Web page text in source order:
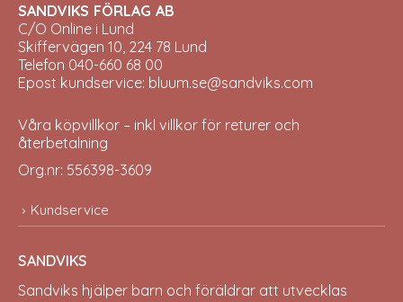
SANDVIKS FÖRLAG AB
C/O Online i Lund
Skiffervägen 10, 224 78 Lund
Telefon 040-660 68 00
Epost kundservice: bluum.se@sandviks.com
Våra köpvillkor – inkl villkor för returer och
återbetalning
Org.nr: 556398-3609
Kundservice
SANDVIKS
Sandviks hjälper barn och föräldrar att utvecklas